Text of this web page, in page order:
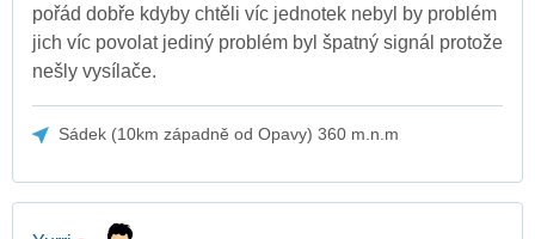
pořád dobře kdyby chtěli víc jednotek nebyl by problém
jich víc povolat jediný problém byl špatný signál protože
nešly vysílače.
Sádek (10km západně od Opavy) 360 m.n.m